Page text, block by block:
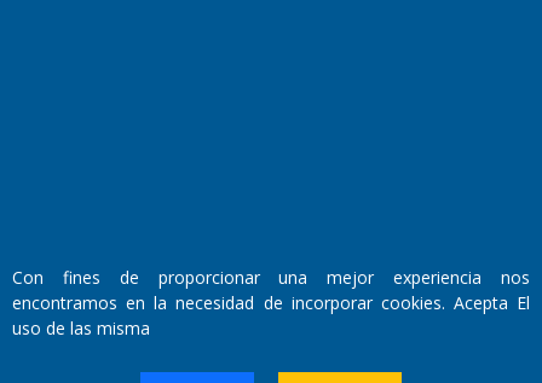
Domicilio Legal: José Ingenieros 855,
Santa Rosa, La Pampa.
Con fines de proporcionar una mejor experiencia nos
encontramos en la necesidad de incorporar cookies. Acepta El
uso de las misma